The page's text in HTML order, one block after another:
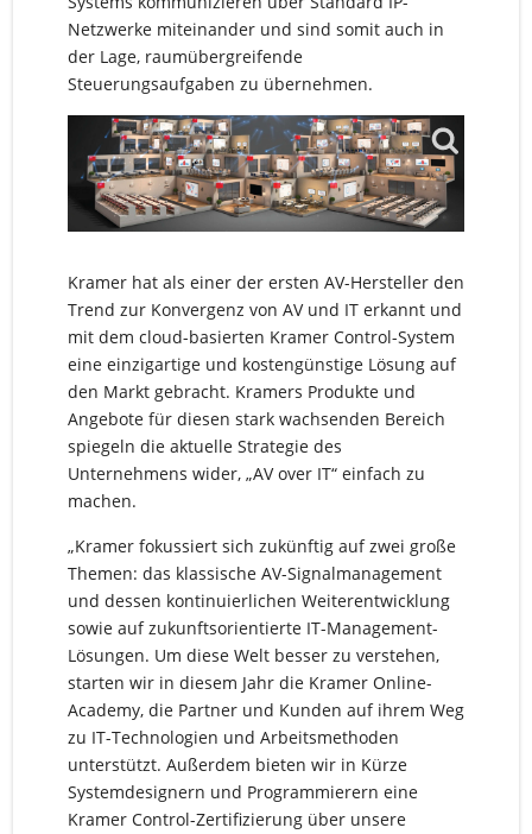
Netzwerke miteinander und sind somit auch in
der Lage, raumübergreifende
Steuerungsaufgaben zu übernehmen.
Kramer hat als einer der ersten AV-Hersteller den
Trend zur Konvergenz von AV und IT erkannt und
mit dem cloud-basierten Kramer Control-System
eine einzigartige und kostengünstige Lösung auf
den Markt gebracht. Kramers Produkte und
Angebote für diesen stark wachsenden Bereich
spiegeln die aktuelle Strategie des
Unternehmens wider, „AV over IT“ einfach zu
machen.
„Kramer fokussiert sich zukünftig auf zwei große
Themen: das klassische AV-Signalmanagement
und dessen kontinuierlichen Weiterentwicklung
sowie auf zukunftsorientierte IT-Management-
Lösungen. Um diese Welt besser zu verstehen,
starten wir in diesem Jahr die Kramer Online-
Academy, die Partner und Kunden auf ihrem Weg
zu IT-Technologien und Arbeitsmethoden
unterstützt. Außerdem bieten wir in Kürze
Systemdesignern und Programmierern eine
Kramer Control-Zertifizierung über unsere